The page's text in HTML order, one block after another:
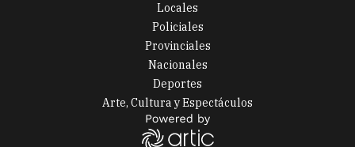
Locales
Policiales
Provinciales
Nacionales
Deportes
Arte, Cultura y Espectáculos